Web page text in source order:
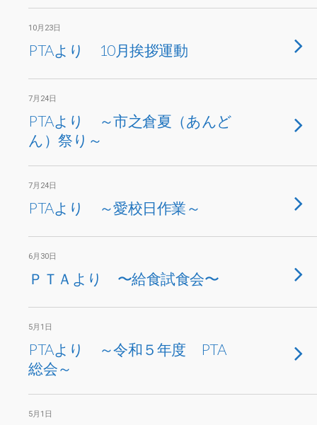
10月23日
PTAより 10月挨拶運動
7月24日
PTAより ～市之倉夏（あんど
ん）祭り～
7月24日
PTAより ～愛校日作業～
6月30日
ＰＴＡより 〜給食試食会〜
5月1日
PTAより ～令和５年度 PTA
総会～
5月1日